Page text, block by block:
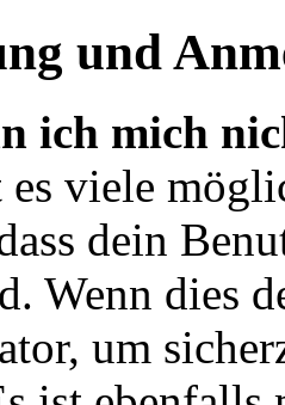
und
ich mich
viele
dein
Wenn dies
um